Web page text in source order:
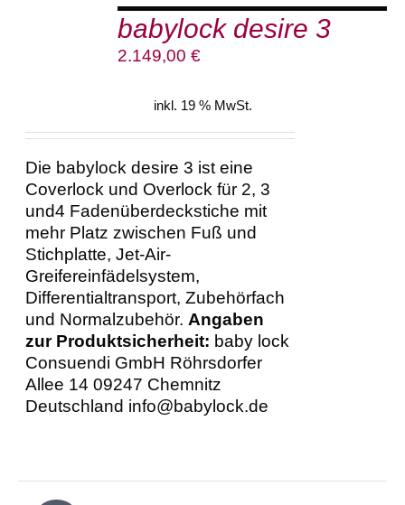
WARENKORBbabylock desire 3
2.149,00€
inkl. 19 % MwSt.
Die babylock desire 3 ist eine
Coverlock und Overlock für 2, 3
und4 Fadenüberdeckstiche mit
mehr Platz zwischen Fuß und
Stichplatte, Jet-Air-
Greifereinfädelsystem,
Differentialtransport, Zubehörfach
und Normalzubehör.Angaben
zur Produktsicherheit: baby lock
Consuendi GmbH Röhrsdorfer
Allee 14 09247 Chemnitz
Deutschland info@babylock.de
IN